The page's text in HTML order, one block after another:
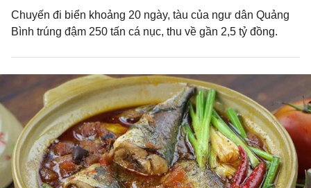
Chuyến đi biển khoảng 20 ngày, tàu của ngư dân Quảng
Bình trúng đậm 250 tấn cá nục, thu về gần 2,5 tỷ đồng.